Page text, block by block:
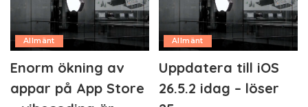
Allmänt
Enorm ökning av
appar på App Store
Allmänt
Uppdatera till iOS
26.5.2 idag – löser